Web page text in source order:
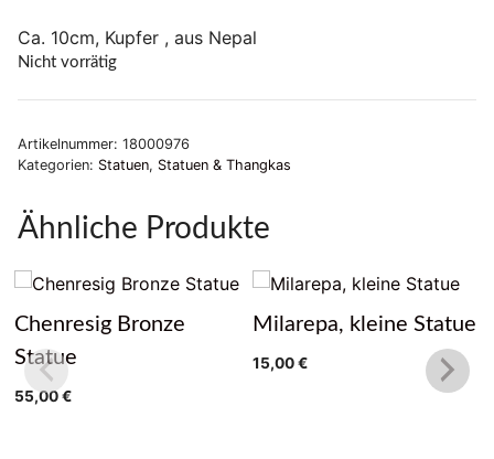
Ca. 10cm, Kupfer , aus Nepal
Nicht vorrätig
Artikelnummer: 18000976
Kategorien: Statuen, Statuen & Thangkas
Ähnliche Produkte
Chenresig Bronze
Statue
55,00€
Milarepa, kleine Statue
15,00€